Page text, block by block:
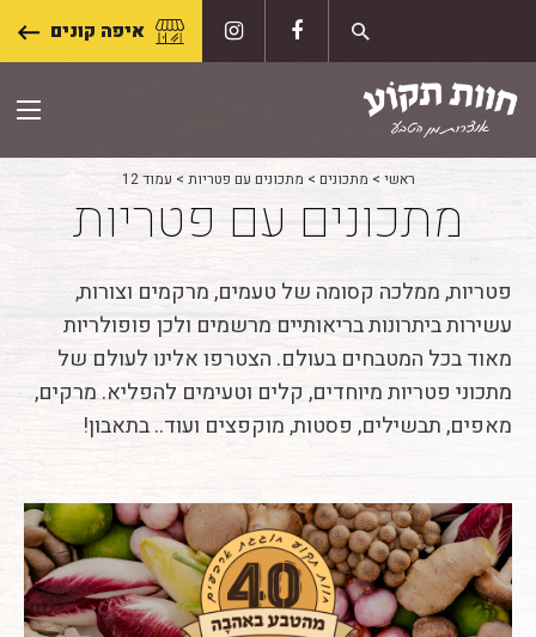
content
איפה קונים
ראשי > מתכונים > מתכונים עם פטריות > עמוד 12
מתכונים עם פטריות
פטריות, ממלכה קסומה של טעמים, מרקמים וצורות,
עשירות ביתרונות בריאותיים מרשמים ולכן פופולריות
מאוד בכל המטבחים בעולם. הצטרפו אלינו לעולם של
מתכוני פטריות מיוחדים, קלים וטעימים להפליא. מרקים,
מאפים, תבשילים, פסטות, מוקפצים ועוד.. בתאבון!